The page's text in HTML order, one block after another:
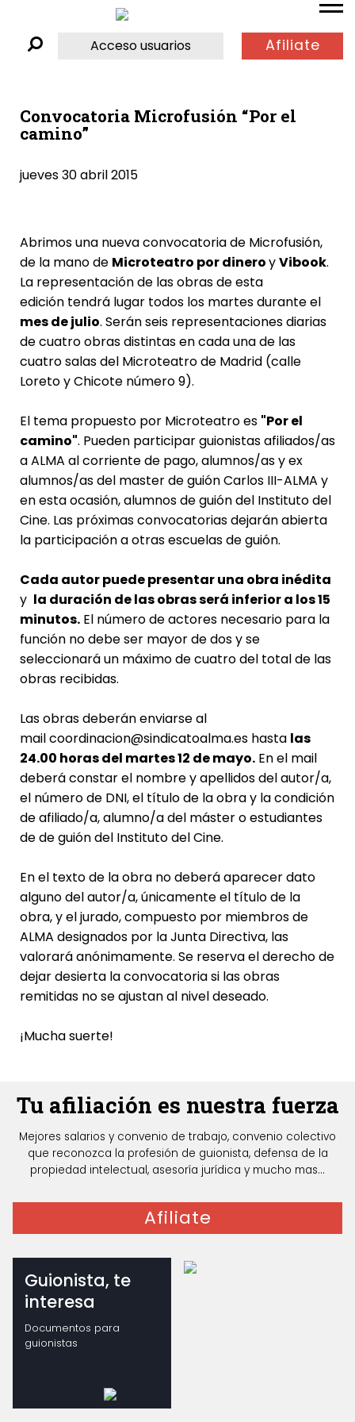
Acceso usuarios Afiliate
Convocatoria Microfusión “Por el
camino”
jueves 30 abril 2015
Abrimos una nueva convocatoria de Microfusión,
de la mano de Microteatro por dineroyVibook.
La representación de las obras de esta
edición tendrá lugar todos los martes durante el
mes de julio. Serán seis representaciones diarias
de cuatro obras distintas en cada una de las
cuatro salas del Microteatro de Madrid (calle
Loreto y Chicote número 9).
El tema propuesto por Microteatro es "Por el
camino". Pueden participar guionistas afiliados/as
a ALMA al corriente de pago, alumnos/as y ex
alumnos/as del master de guión Carlos III-ALMA y
en esta ocasión, alumnos de guión del Instituto del
Cine. Las próximas convocatorias dejarán abierta
la participación a otras escuelas de guión.
Cada autor puede presentar una obra inédita
y la duración de las obras será inferior a los 15
minutos.El número de actores necesario para la
función no debe ser mayor de dos y se
seleccionará un máximo de cuatro del total de las
obras recibidas.
Las obras deberán enviarse al
mailcoordinacion@sindicatoalma.eshasta las
24.00 horas del martes 12 de mayo.En el mail
deberá constar el nombre y apellidos del autor/a,
el número de DNI, el título de la obra y la condición
de afiliado/a, alumno/a del máster o estudiantes
de de guión del Instituto del Cine.
En el texto de la obra no deberá aparecer dato
alguno del autor/a, únicamente el título de la
obra, y el jurado, compuesto por miembros de
ALMA designados por la Junta Directiva, las
valorará anónimamente. Se reserva el derecho de
dejar desierta la convocatoria si las obras
remitidas no se ajustan al nivel deseado.
¡Mucha suerte!
Tu afiliación es nuestra fuerza
Mejores salarios y convenio de trabajo, convenio colectivo
que reconozca la profesión de guionista, defensa de la
propiedad intelectual, asesoría jurídica y mucho mas...
Afiliate
Guionista, te
interesa
Documentos para
guionistas